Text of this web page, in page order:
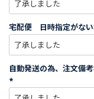
宅配便 日時指定がない
自動発送の為、注文備